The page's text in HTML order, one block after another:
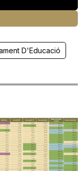
D'Educació